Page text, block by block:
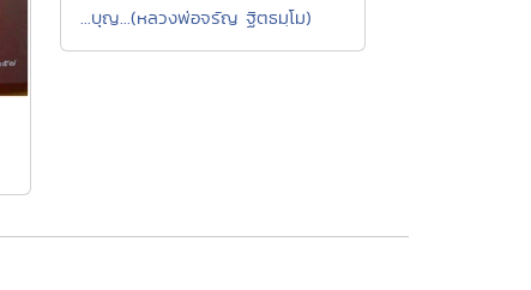
...บุญ...(หลวงพ่อจรัญ ฐิตธมฺโม)